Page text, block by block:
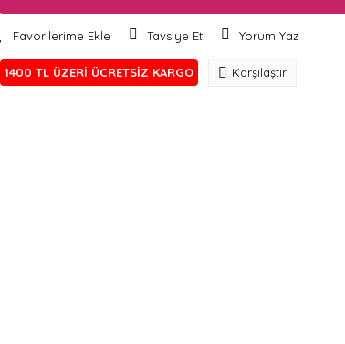
Tavsiye Et Yorum Yaz
1400 TL ÜZERİ ÜCRETSİZ KARGO Karşılaştır